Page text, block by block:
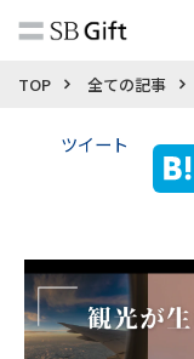
TOP 全ての記事
ツイート